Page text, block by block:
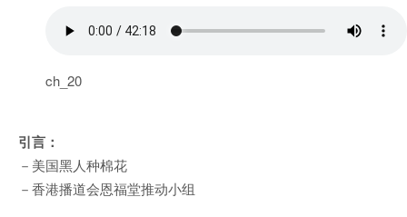
ch_20
引言：
－美国黑人种棉花
－香港播道会恩福堂推动小组